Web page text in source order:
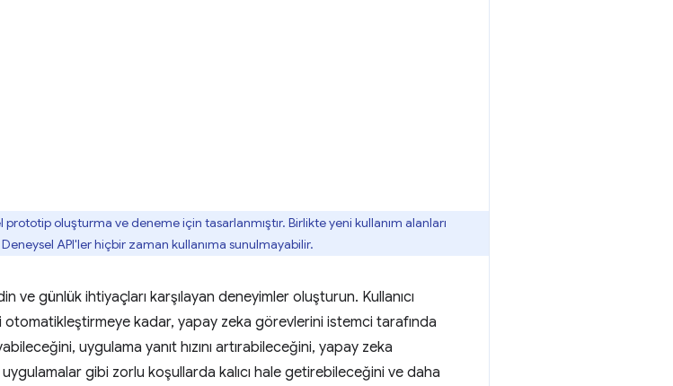
oluşturma ve deneme için tasarlanmıştır. Birlikte yeni kullanım alanları
API'ler hiçbir zaman kullanıma sunulmayabilir.
ve günlük ihtiyaçları karşılayan deneyimler oluşturun. Kullanıcı
kadar, yapay zeka görevlerini istemci tarafında
uygulama yanıt hızını artırabileceğini, yapay zeka
gibi zorlu koşullarda kalıcı hale getirebileceğini ve daha